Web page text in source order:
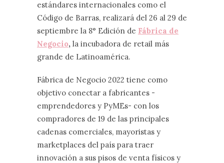
estándares internacionales como el
Código de Barras, realizará del 26 al 29 de
septiembre la 8° Edición de Fábrica de
Negocio, la incubadora de retail más
grande de Latinoamérica.
Fábrica de Negocio 2022 tiene como
objetivo conectar a fabricantes -
emprendedores y PyMEs- con los
compradores de 19 de las principales
cadenas comerciales, mayoristas y
marketplaces del país para traer
innovación a sus pisos de venta físicos y